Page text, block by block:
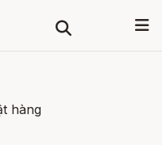
hàng